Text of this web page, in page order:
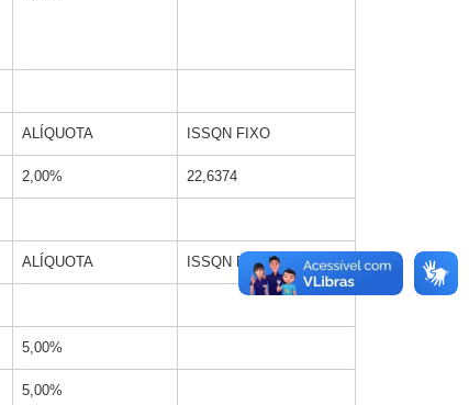
ALÍQUOTA ISSQN FIXO
2,00% 22,6374
ALÍQUOTA ISSQN FIXO
5,00%
5,00%